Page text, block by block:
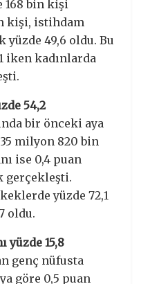
168 bin kişi
kişi, istihdam
yüzde 49,6 oldu. Bu
iken kadınlarda
54,2
bir önceki aya
milyon 820 bin
ise 0,4 puan
gerçekleşti.
yüzde 72,1
oldu.
yüzde 15,8
genç nüfusta
göre 0,5 puan